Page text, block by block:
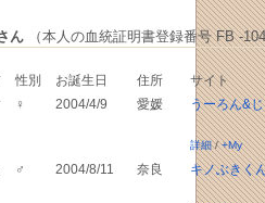
ん（本人の血統証明書登録番号 FB -
性別 お誕生日 住所
サイト
♀ 2004/4/9 愛媛 うーろん&
詳細/+My
♂ 2004/8/11 奈良 キノぶきく